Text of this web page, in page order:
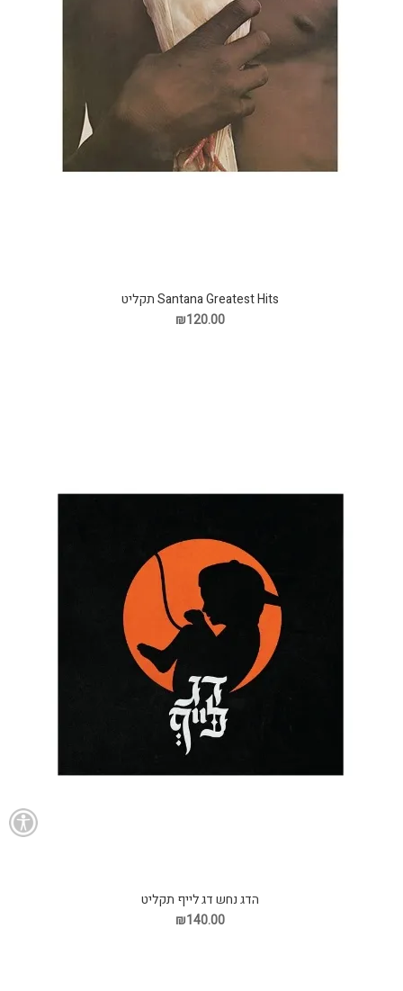
Santana Greatest Hits תקליט
₪120.00
הדג נחש דג לייף תקליט
₪140.00